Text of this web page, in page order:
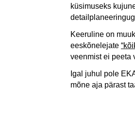
küsimuseks
Keeruline on
eeskõnelejate
veenmist ei peeta
Igal juhul pole
mõne aja pärast